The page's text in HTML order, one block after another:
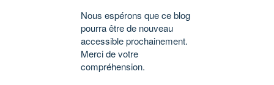
Nous espérons que ce blog
pourra être de nouveau
accessible prochainement.
Merci de votre
compréhension.